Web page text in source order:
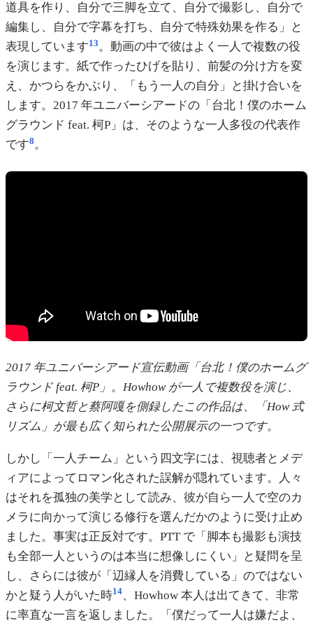
道具を作り、自分で三脚を立て、自分で撮影し、自分で
編集し、自分で字幕を打ち、自分で特殊効果を作る」と
表現しています13。動画の中で彼はよく一人で複数の役
を演じます。紙で作ったひげを貼り、前髪の分け方を変
え、かつらをかぶり、「もう一人の自分」と掛け合いを
します。2017 年ユニバーシアードの「台北！僕のホーム
グラウンド feat. 柯P」は、そのような一人多役の代表作
です8。
2017 年ユニバーシアード宣伝動画「台北！僕のホームグ
ラウンド feat. 柯P」。Howhow が一人で複数役を演じ、
さらに柯文哲と蔡阿嘎を側録したこの作品は、「How 式
リズム」が最も広く知られた公開展示の一つです。
しかし「一人チーム」という四文字には、視聴者とメデ
ィアによってロマン化された誤解が隠れています。人々
はそれを孤独の美学として読み、彼が自ら一人で空のカ
メラに向かって演じる修行を選んだかのように受け止め
ました。事実は正反対です。PTT で「脚本も撮影も演技
も全部一人というのは本当に想像しにくい」と疑問を呈
し、さらには彼が「辺縁人を消費している」のではない
かと疑う人がいた時14、Howhow 本人は出てきて、非常
に率直な一言を返しました。「僕だって一人は嫌だよ、